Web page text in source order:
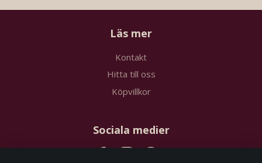
Läs mer
Kontakt
Hitta till oss
Köpvillkor
Sociala medier